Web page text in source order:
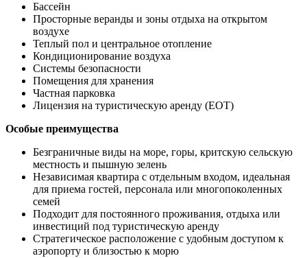
Бассейн
Просторные веранды и зоны отдыха на открытом
воздухе
Теплый пол и центральное отопление
Кондиционирование воздуха
Системы безопасности
Помещения для хранения
Частная парковка
Лицензия на туристическую аренду (EOT)
Особые преимущества
Безграничные виды на море, горы, критскую сельскую
местность и пышную зелень
Независимая квартира с отдельным входом, идеальная
для приема гостей, персонала или многопоколенных
семей
Подходит для постоянного проживания, отдыха или
инвестиций под туристическую аренду
Стратегическое расположение с удобным доступом к
аэропорту и близостью к морю